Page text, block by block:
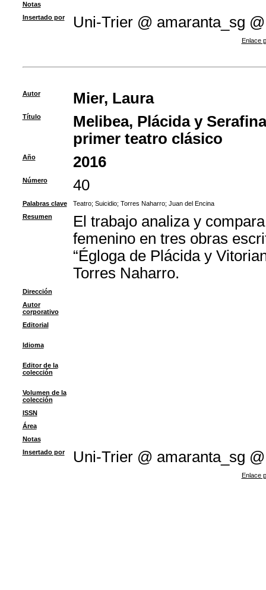
Notas
Insertado por
Uni-Trier @ amaranta_sg @
Enlace
Autor Mier, Laura
Título
Melibea, Plácida y
primer teatro clásico
Año 2016
Número 40
Palabras clave Teatro; Suicidio; Torres Naharro; Juan del Encina
Resumen
El trabajo analiza y
femenino en tres obras
“Égloga de Plácida y
Torres Naharro.
Dirección
Autor
corporativo
Editorial
Idioma
Editor de la
colección
Volumen de la
colección
ISSN
Área
Notas
Insertado por
Uni-Trier @ amaranta_sg @
Enlace